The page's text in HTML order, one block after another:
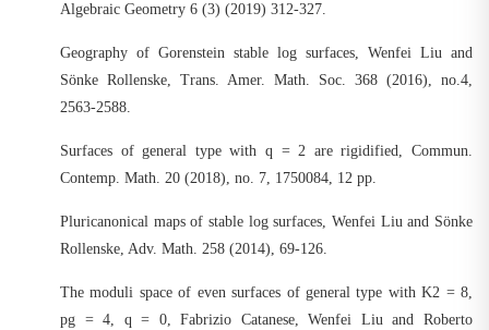
Algebraic Geometry 6 (3) (2019) 312-327.
Geography of Gorenstein stable log surfaces, Wenfei Liu and
Sönke Rollenske, Trans. Amer. Math. Soc. 368 (2016), no.4,
2563-2588.
Surfaces of general type with q = 2 are rigidified, Commun.
Contemp. Math. 20 (2018), no. 7, 1750084, 12 pp.
Pluricanonical maps of stable log surfaces, Wenfei Liu and Sönke
Rollenske, Adv. Math. 258 (2014), 69-126.
The moduli space of even surfaces of general type with K2 = 8,
pg = 4, q = 0, Fabrizio Catanese, Wenfei Liu and Roberto